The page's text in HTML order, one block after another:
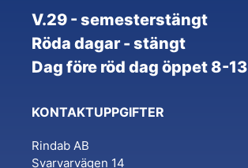
V.29 - semesterstängt
Röda dagar - stängt
Dag före röd dag öppet 8-13
KONTAKTUPPGIFTER
Rindab AB
Svarvarvägen 14